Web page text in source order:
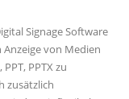
Signage Software
von Medien
PPTX zu
zusätzlich